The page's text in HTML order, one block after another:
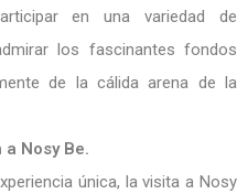
en una variedad de
los fascinantes fondos
de la cálida arena de la
Nosy Be.
única, la visita a Nosy